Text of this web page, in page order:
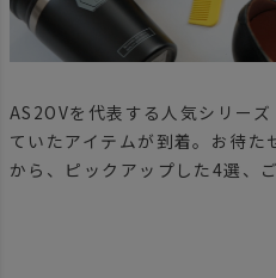
AS2OVを代表する人気シリー
ていたアイテムが到着。お待た
から、ピックアップした4選、